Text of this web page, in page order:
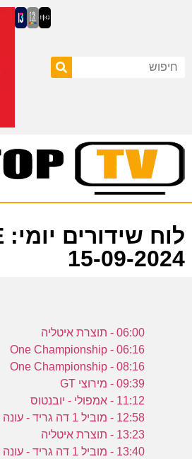
15-09-2024
06:00 - תוצרת איטליה
06:16 - One Championship
08:16 - One Championship
09:39 - מירוצי GT
11:12 - אמפולי - יובנטוס
12:58 - מוביל 1 דה גריד - עונה 14
13:23 - תוצרת איטליה
13:40 - מוביל 1 דה גריד - עונה 16